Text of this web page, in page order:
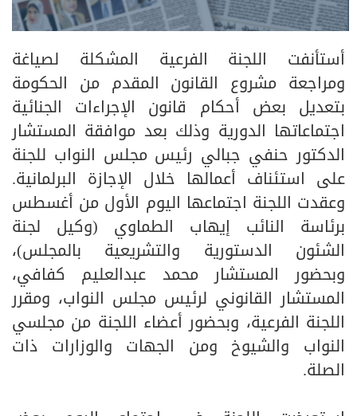
أستأنفت اللجنة الفرعية المشكلة لصياغة
ومراجعة مشروع القانون المقدم من الحكومة
بتعديل بعض أحكام قانون الإجراءات الجنائية
اجتماعاتها الدورية وذلك بعد موافقة المستشار
الدكتور حنفي جبالي رئيس مجلس النواب للجنة
على استئناف أعمالها خلال الإجازة البرلمانية.
وعقدت اللجنة اجتماعها اليوم الأول من أغسطس
برئاسة النائب إيهاب الطماوي (وكيل لجنة
الشئون الدستورية والتشريعية بالمجلس)،
وبحضور المستشار محمد عبدالعليم كفافي،
المستشار القانوني لرئيس مجلس النواب، ومقرر
اللجنة الفرعية، وبحضور أعضاء اللجنة من مجلسي
النواب والشيوخ ومن الجهات والوزارات ذات
الصلة.